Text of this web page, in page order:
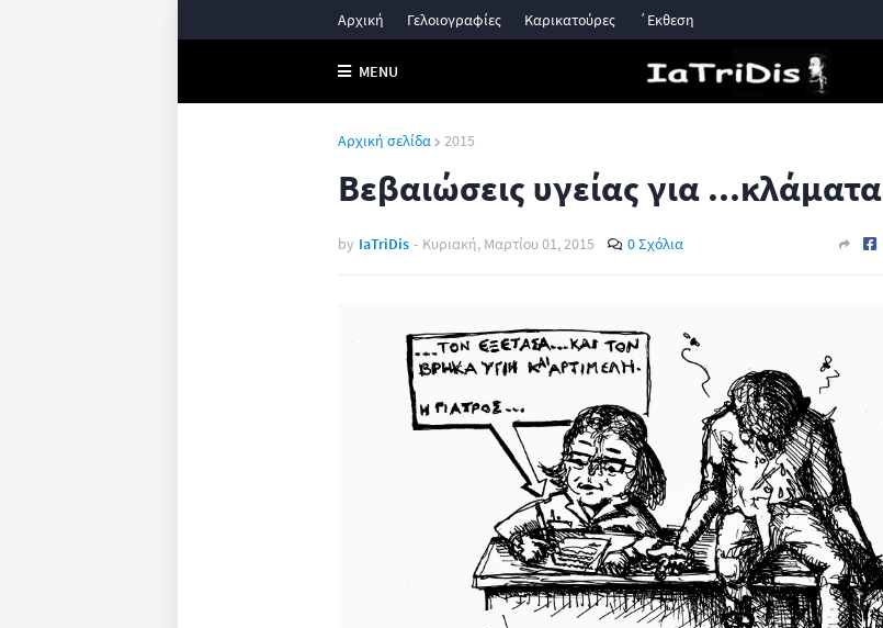
Αρχική Γελοιογραφίες Καρικατούρες ΄Εκθεση
MENU
Αρχική σελίδα 2015
Βεβαιώσεις υγείας για ...κλάματα
by IaTriDis - Κυριακή, Μαρτίου 01, 2015 0 Σχόλια